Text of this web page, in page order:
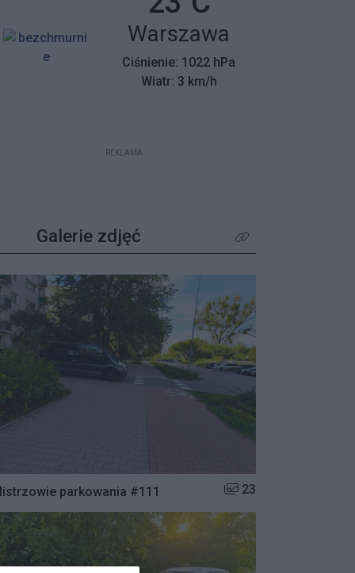
mieszkańców z wyjątkowym
apelem – poszukiwane są osoby,
które pamiętają tamte dni,
wspierały protestujących lub były
Miasto:
Warszawa
Ciśnienie: 1022 hPa
Wiatr: 3 km/h
REKLAMA
Galerie zdjęć Kliknij aby zobaczyć
parkowania #111 Liczba zdjęć w galerii:
23